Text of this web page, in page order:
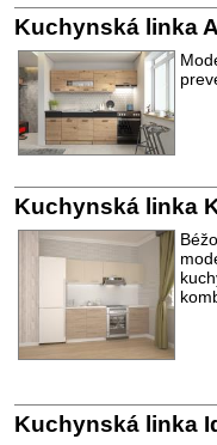
Kuchynská linka
Kuchynská linka
Kuchynská linka